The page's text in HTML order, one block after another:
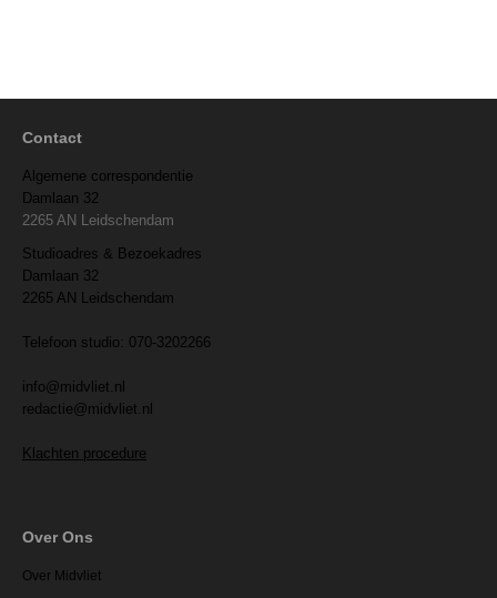
Contact
Algemene correspondentie
Damlaan 32
2265 AN Leidschendam
Studioadres & Bezoekadres
Damlaan 32
2265 AN Leidschendam
Telefoon studio: 070-3202266
info@midvliet.nl
redactie@midvliet.nl
Klachten procedure
Over Ons
Over Midvliet